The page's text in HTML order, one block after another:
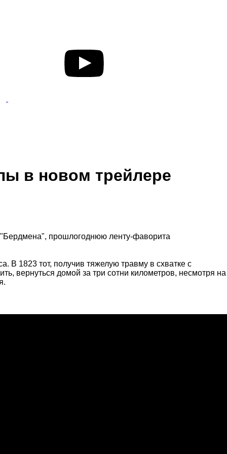
в новом трейлере
прошлогоднюю ленту-фаворита
1823 тот, получив тяжелую травму в схватке с
вернуться домой за три сотни километров, несмотря на